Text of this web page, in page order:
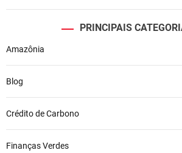
PRINCIPAIS
Amazônia
Blog
Crédito de Carbono
Finanças Verdes